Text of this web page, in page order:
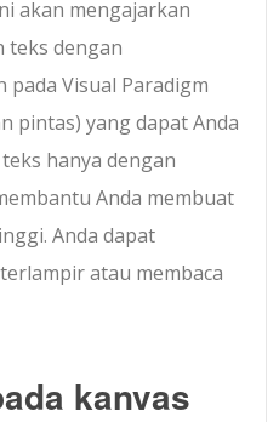
akan mengajarkan
teks dengan
pada Visual Paradigm
pintas) yang dapat Anda
hanya dengan
Anda membuat
Anda dapat
atau membaca
kanvas